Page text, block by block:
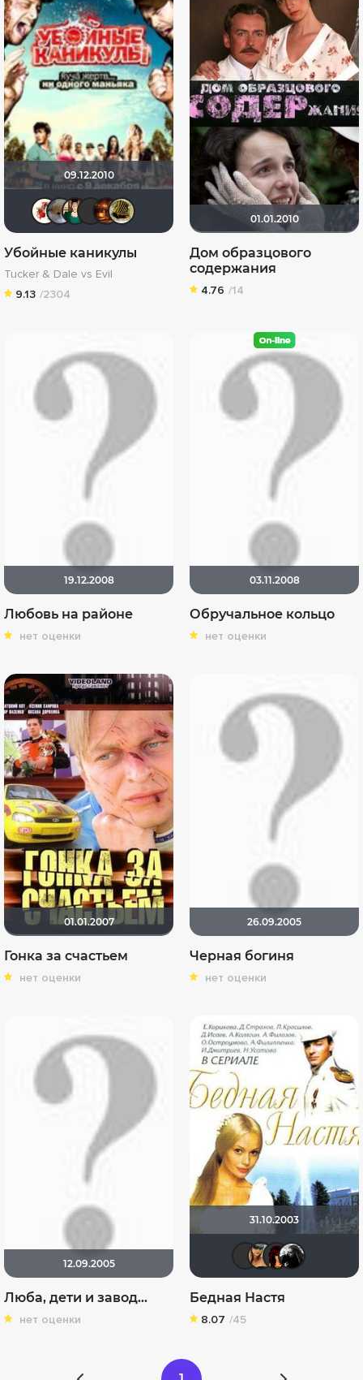
09.12.2010
Виктория555
Анюта*-*chaos-lilith
Макс Бро
vadim7791
Убойные каникулы
Tucker & Dale vs Evil
9.13 /2304
01.01.2010
Дом образцового
содержания
4.76 /14
19.12.2008
Любовь на районе
нет оценки
03.11.2008
Обручальное кольцо
нет оценки
01.01.2007
Гонка за счастьем
нет оценки
26.09.2005
Черная богиня
нет оценки
12.09.2005
Люба, дети и завод…
нет оценки
31.10.2003
Бедная Настя
8.07 /45